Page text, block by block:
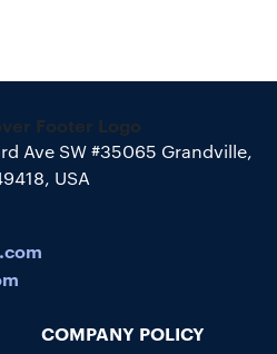
Ave SW #35065 Grandville,
USA
COMPANY POLICY